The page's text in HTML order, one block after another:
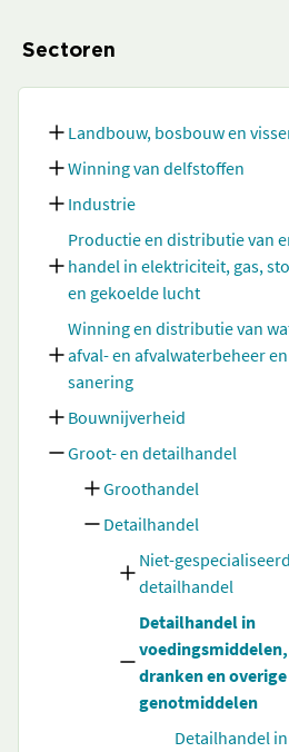
Sectoren
Landbouw, bosbouw en
Winning van delfstoffen
Industrie
Productie en distributie van
handel in elektriciteit, gas,
en gekoelde lucht
Winning en distributie van
afval- en afvalwaterbeheer en
sanering
Bouwnijverheid
Groot- en detailhandel
Groothandel
Detailhandel
Niet-
detailhandel
Detailhandel in
voedingsmiddelen,
dranken en overige
genotmiddelen
Detailhandel in